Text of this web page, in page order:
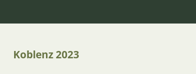
Koblenz 2023